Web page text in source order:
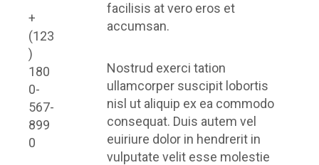
+
(123
)
180
0-
567-
899
0
facilisis at vero eros et
accumsan.
Nostrud exerci tation
ullamcorper suscipit lobortis
nisl ut aliquip ex ea commodo
consequat. Duis autem vel
euiriure dolor in hendrerit in
vulputate velit esse molestie